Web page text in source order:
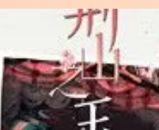
重
生
了】
by
笑
佳
人
｜